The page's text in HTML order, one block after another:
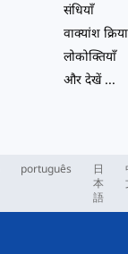
संधियाँ
वाक्यांश
लोकोक्तियाँ
और देखें...
português
日
本
語